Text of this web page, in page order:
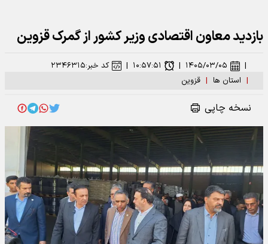
بازدید معاون اقتصادی وزیر کشور از گمرک قزوین
| استان ها | قزوین
| ۱۴۰۵/۰۳/۰۵ | ۱۰:۵۷:۵۱ | کد خبر:۲۳۴۶۳۱۵
نسخه چاپی